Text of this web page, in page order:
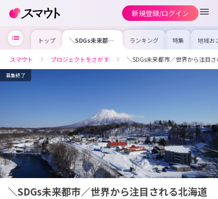
新規登録/ログイン
トップ ＼SDGs未来都市
／世界から注目さ
町でまちづくり！
地域おこし協力隊
を追加募集＜19
ランキング 特集 地域お
の求
を集め
事内容
を比較
合った
スマウト プロジェクトをさがす ＼SDGs未来都市／世界から注目
募集終了
＼SDGs未来都市／世界から注目される北海道